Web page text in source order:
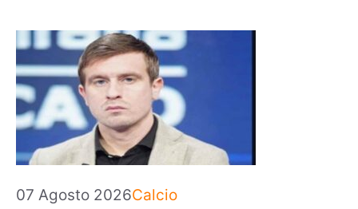
07 Agosto 2026Categorie
Calcio